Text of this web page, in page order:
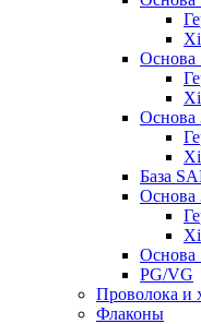
Основа
Основа
База
Основа
Основа
PG/VG
Проволока и
Флаконы